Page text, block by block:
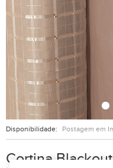
Disponibilidade: Postagem em
Cortina